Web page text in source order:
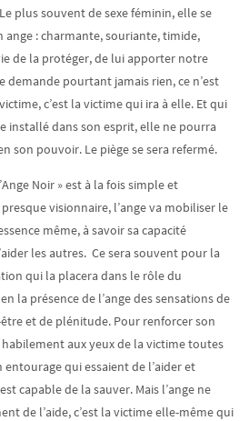
plus souvent de sexe féminin, elle se
ange : charmante, souriante, timide,
de la protéger, de lui apporter notre
demande pourtant jamais rien, ce n’est
c’est la victime qui ira à elle. Et qui
installé dans son esprit, elle ne pourra
son pouvoir. Le piège se sera refermé.
Noir » est à la fois simple et
visionnaire, l’ange va mobiliser le
même, à savoir sa capacité
les autres. Ce sera souvent pour la
qui la placera dans le rôle du
la présence de l’ange des sensations de
et de plénitude. Pour renforcer son
aux yeux de la victime toutes
qui essaient de l’aider et
capable de la sauver. Mais l’ange ne
de l’aide, c’est la victime elle-même qui